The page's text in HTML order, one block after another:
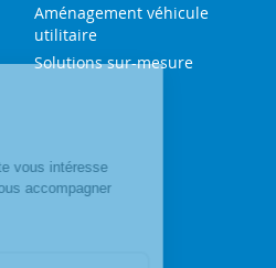
Aménagement véhicule
utilitaire
Solutions sur-mesure